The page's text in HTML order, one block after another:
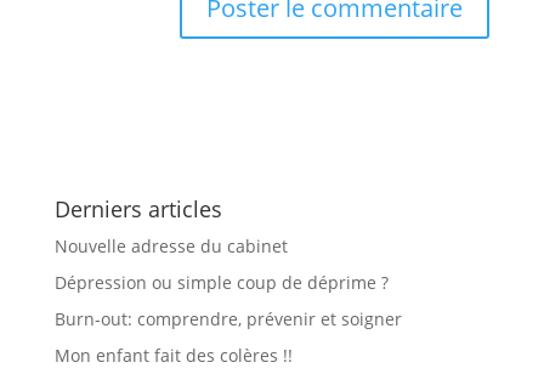
Derniers articles
Nouvelle adresse du cabinet
Dépression ou simple coup de déprime ?
Burn-out: comprendre, prévenir et soigner
Mon enfant fait des colères !!